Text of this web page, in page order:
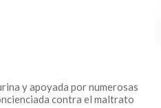
y apoyada por numerosas
contra el maltrato